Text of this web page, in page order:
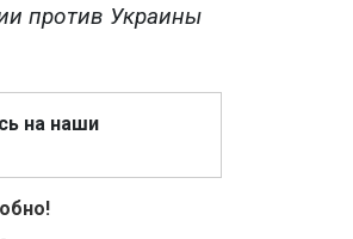
против Украины
на наши